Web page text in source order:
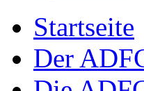
Startseite
Der